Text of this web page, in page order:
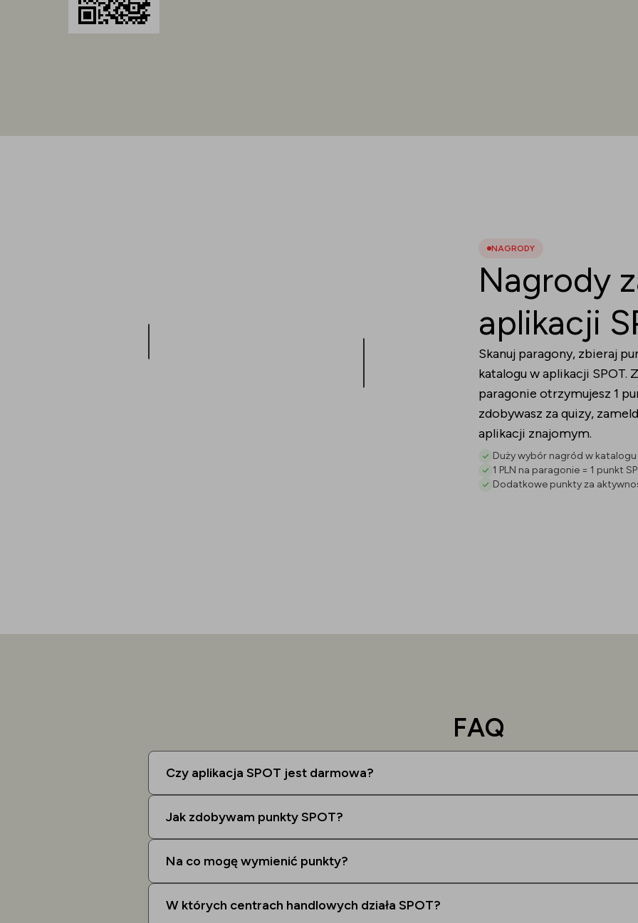
NAGRODY
Nagrody
aplikacji
Skanuj paragony, zbieraj
katalogu w aplikacji SPOT.
paragonie otrzymujesz 1
zdobywasz za quizy,
aplikacji znajomym.
Duży wybór nagród w katalogu
1 PLN na paragonie = 1 punkt
Dodatkowe punkty za
FAQ
Czy aplikacja SPOT jest darmowa?
Jak zdobywam punkty SPOT?
Na co mogę wymienić punkty?
W których centrach handlowych działa SPOT?